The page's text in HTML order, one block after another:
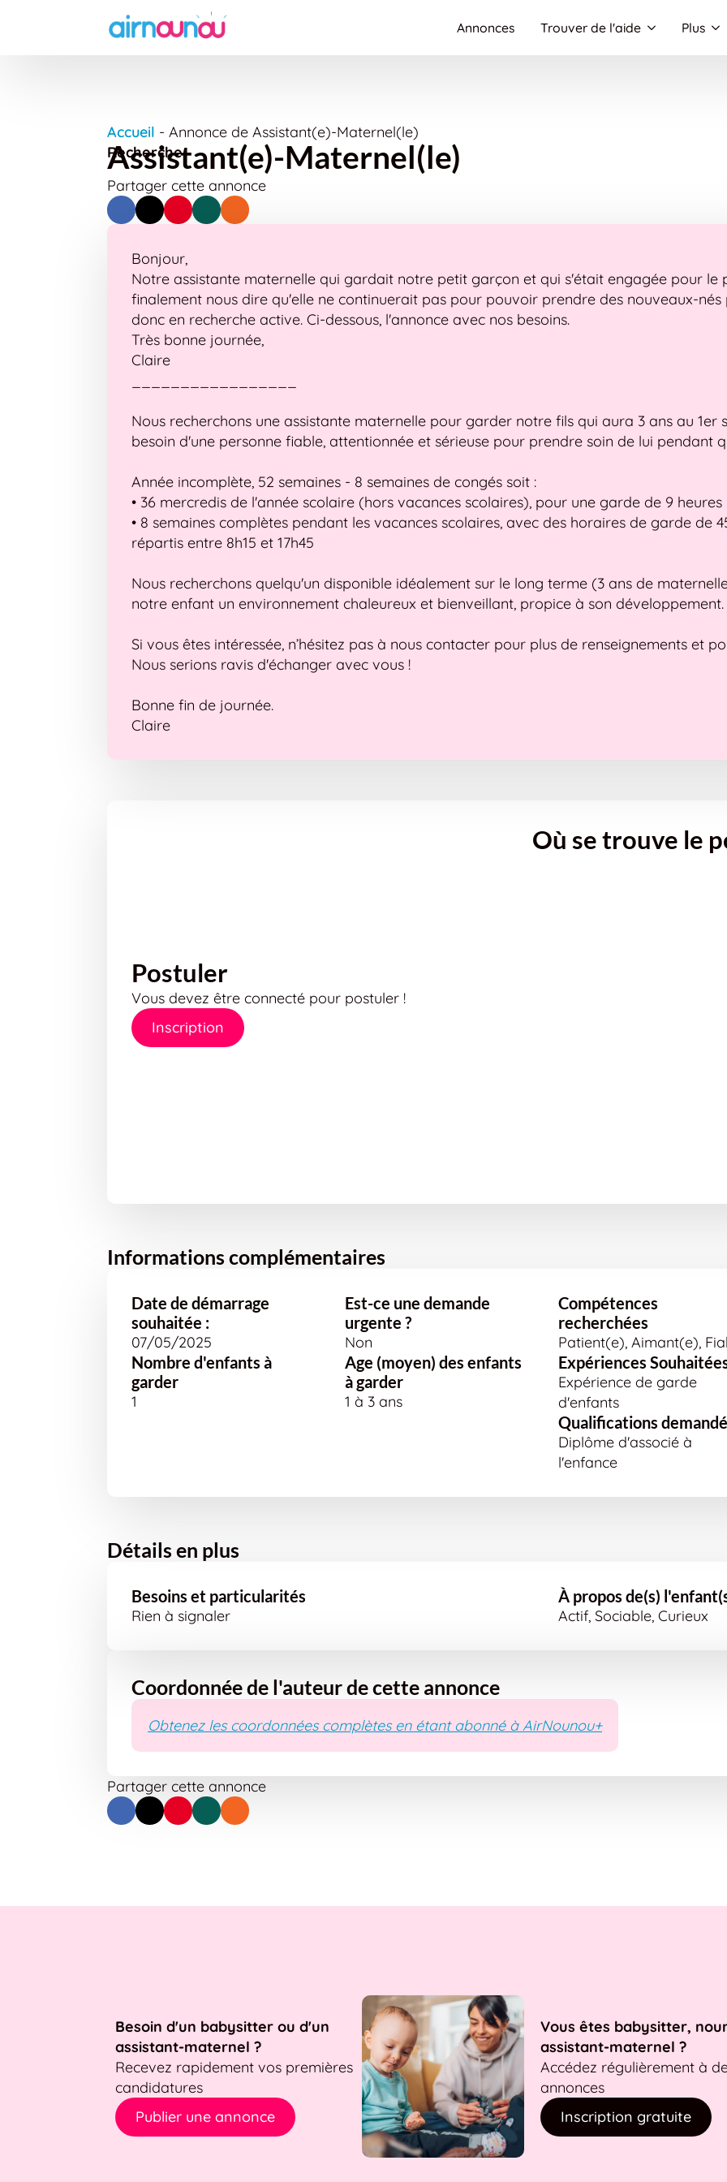
Annonces Trouver de l'aide Plus
Accueil - Annonce de Assistant(e)-Maternel(le)
Recherche
Assistant(e)-Maternel(le)
Partager cette annonce
Bonjour,
Notre assistante maternelle qui gardait notre petit garçon et qui s'était engagée pour le
finalement nous dire qu'elle ne continuerait pas pour pouvoir prendre des nouveaux-nés
donc en recherche active. Ci-dessous, l'annonce avec nos besoins.
Très bonne journée,
Claire
Nous recherchons une assistante maternelle pour garder notre fils qui aura 3 ans au 1er
besoin d'une personne fiable, attentionnée et sérieuse pour prendre soin de lui pendant
Année incomplète, 52 semaines - 8 semaines de congés soit :
• 36 mercredis de l'année scolaire (hors vacances scolaires), pour une garde de 9
• 8 semaines complètes pendant les vacances scolaires, avec des horaires de garde de
répartis entre 8h15 et 17h45
Nous recherchons quelqu'un disponible idéalement sur le long terme (3 ans de
notre enfant un environnement chaleureux et bienveillant, propice à son développement.
Si vous êtes intéressée, n’hésitez pas à nous contacter pour plus de renseignements et
Nous serions ravis d'échanger avec vous !
Bonne fin de journée.
Claire
Postuler
Vous devez être connecté pour postuler !
Inscription
Où se trouve le
Informations complémentaires
Date de démarrage
souhaitée :
07/05/2025
Nombre d'enfants à
garder
1
Est-ce une demande
urgente ?
Non
Age (moyen) des enfants
à garder
1 à 3 ans
Compétences
recherchées
Patient(e), Aimant(e),
Expériences
Expérience de garde
d'enfants
Qualifications
Diplôme d'associé à
l'enfance
Détails en plus
Besoins et particularités
Rien à signaler
À propos de(s)
Actif, Sociable, Curieux
Coordonnée de l'auteur de cette annonce
Obtenez les coordonnées complètes en étant abonné à AirNounou+
Partager cette annonce
Besoin d'un babysitter ou d'un
assistant-maternel ?
Recevez rapidement vos premières
candidatures
Publier une annonce
Vous êtes babysitter,
assistant-maternel ?
Accédez régulièrement à
annonces
Inscription gratuite